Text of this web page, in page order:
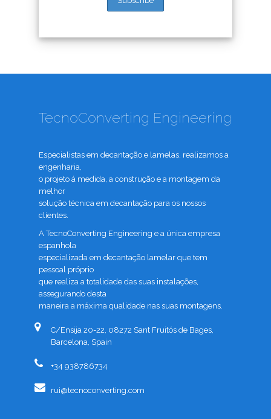
TecnoConverting Engineering
Especialistas em decantação e lamelas, realizamos a
engenharia,
o projeto á medida, a construção e a montagem da
melhor
solução técnica em decantação para os nossos
clientes.
A TecnoConverting Engineering e a única empresa
espanhola
especializada em decantação lamelar que tem
pessoal próprio
que realiza a totalidade das suas instalações,
assegurando desta
maneira a máxima qualidade nas suas montagens.
C/Ensija 20-22, 08272 Sant Fruitós de Bages,
Barcelona, Spain
+34 938786734
rui@tecnoconverting.com